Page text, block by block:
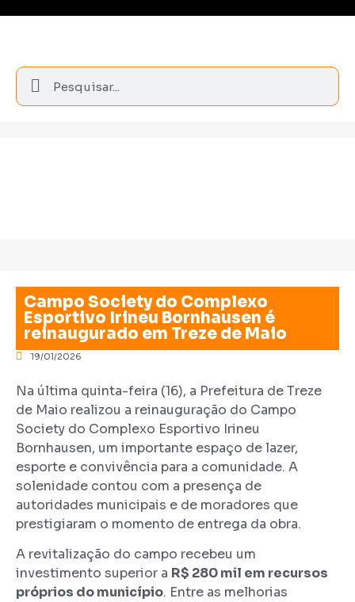
Campo Society do Complexo
Esportivo Irineu Bornhausen é
reinaugurado em Treze de Maio
19/01/2026
Na última quinta-feira (16), a Prefeitura de Treze
de Maio realizou a reinauguração do Campo
Society do Complexo Esportivo Irineu
Bornhausen, um importante espaço de lazer,
esporte e convivência para a comunidade. A
solenidade contou com a presença de
autoridades municipais e de moradores que
prestigiaram o momento de entrega da obra.
A revitalização do campo recebeu um
investimento superior a R$ 280 mil em recursos
próprios do município. Entre as melhorias